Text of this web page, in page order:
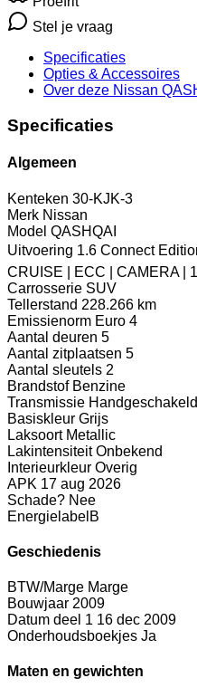
Stel je vraag
Specificaties
Opties & Accessoires
Over deze Nissan
Specificaties
Algemeen
Kenteken 30-KJK-3
Merk Nissan
Model QASHQAI
Uitvoering 1.6 Connect
CRUISE | ECC | CAMERA |
Carrosserie SUV
Tellerstand 228.266 km
Emissienorm Euro 4
Aantal deuren 5
Aantal zitplaatsen 5
Aantal sleutels 2
Brandstof Benzine
Transmissie Handgeschakeld
Basiskleur Grijs
Laksoort Metallic
Lakintensiteit Onbekend
Interieurkleur Overig
APK 17 aug 2026
Schade? Nee
Energielabel B
Geschiedenis
BTW/Marge Marge
Bouwjaar 2009
Datum deel 1 16 dec 2009
Onderhoudsboekjes Ja
Maten en gewichten